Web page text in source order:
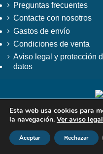
Preguntas frecuentes
Contacte con nosotros
Gastos de envío
Condiciones de venta
Aviso legal y protección
datos
Esta web usa cookies para
la navegación. Ver aviso
Aceptar Rechazar